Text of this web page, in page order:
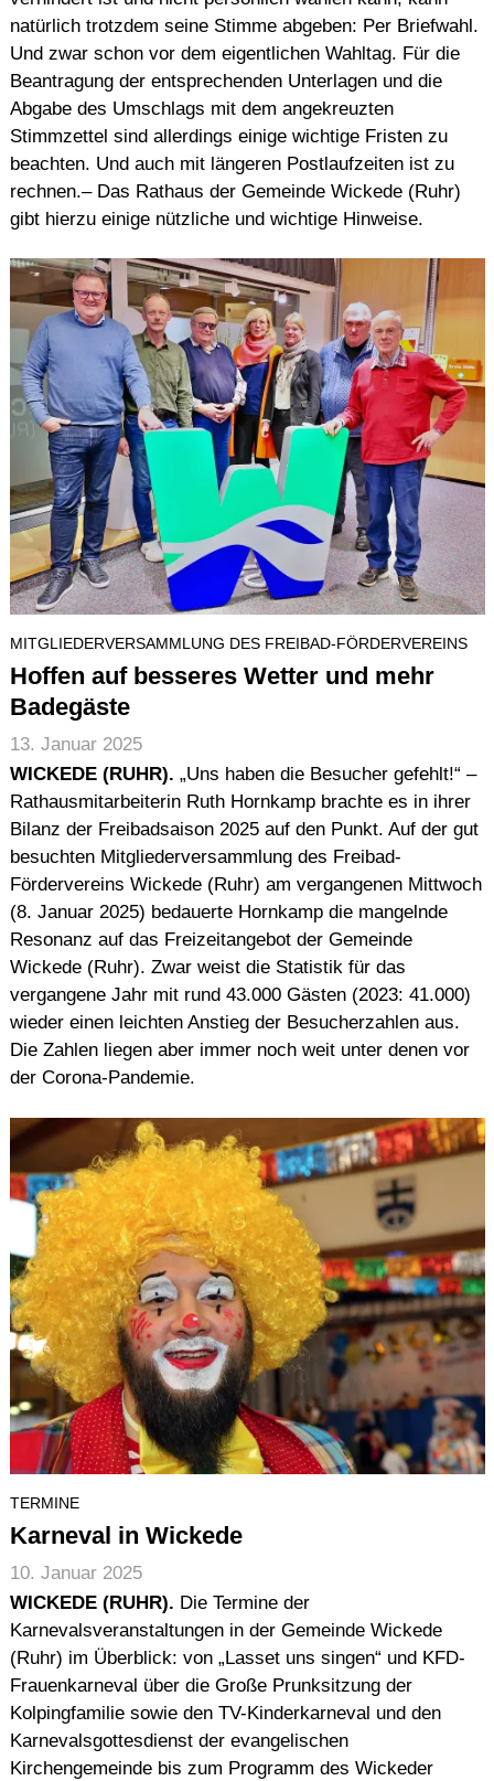
natürlich trotzdem seine Stimme abgeben: Per Briefwahl.
Und zwar schon vor dem eigentlichen Wahltag. Für die
Beantragung der entsprechenden Unterlagen und die
Abgabe des Umschlags mit dem angekreuzten
Stimmzettel sind allerdings einige wichtige Fristen zu
beachten. Und auch mit längeren Postlaufzeiten ist zu
rechnen.– Das Rathaus der Gemeinde Wickede (Ruhr)
gibt hierzu einige nützliche und wichtige Hinweise.
MITGLIEDERVERSAMMLUNG DES FREIBAD-FÖRDERVEREINS
Hoffen auf besseres Wetter und mehr
Badegäste
13. Januar 2025
WICKEDE (RUHR). „Uns haben die Besucher gefehlt!“ –
Rathausmitarbeiterin Ruth Hornkamp brachte es in ihrer
Bilanz der Freibadsaison 2025 auf den Punkt. Auf der gut
besuchten Mitgliederversammlung des Freibad-
Fördervereins Wickede (Ruhr) am vergangenen Mittwoch
(8. Januar 2025) bedauerte Hornkamp die mangelnde
Resonanz auf das Freizeitangebot der Gemeinde
Wickede (Ruhr). Zwar weist die Statistik für das
vergangene Jahr mit rund 43.000 Gästen (2023: 41.000)
wieder einen leichten Anstieg der Besucherzahlen aus.
Die Zahlen liegen aber immer noch weit unter denen vor
der Corona-Pandemie.
TERMINE
Karneval in Wickede
10. Januar 2025
WICKEDE (RUHR). Die Termine der
Karnevalsveranstaltungen in der Gemeinde Wickede
(Ruhr) im Überblick: von „Lasset uns singen“ und KFD-
Frauenkarneval über die Große Prunksitzung der
Kolpingfamilie sowie den TV-Kinderkarneval und den
Karnevalsgottesdienst der evangelischen
Kirchengemeinde bis zum Programm des Wickeder